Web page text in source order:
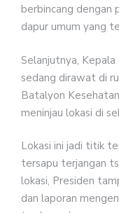
berbincang dengan
dapur umum yang
Selanjutnya,
sedang dirawat di
Batalyon
meninjau lokasi di
Lokasi ini jadi titik
tersapu terjangan
lokasi, Presiden
dan laporan